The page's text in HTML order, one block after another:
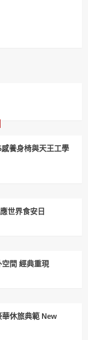
感養身椅與天王工學
世界食安日
間 經典重現
休旅典範 New